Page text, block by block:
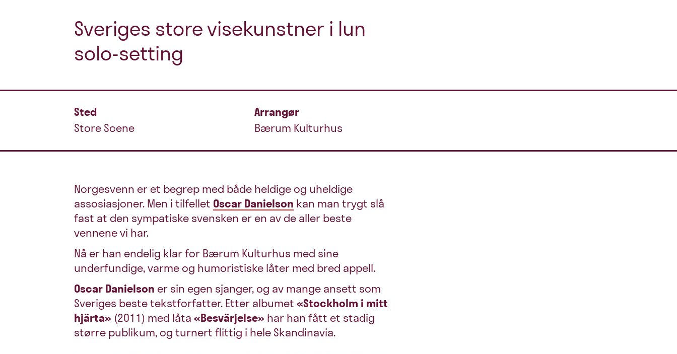
Sveriges store visekunstner i lun
solo-setting
Sted
Store Scene
Arrangør
Bærum Kulturhus
Norgesvenn er et begrep med både heldige og uheldige
assosiasjoner. Men i tilfellet Oscar Danielson kan man trygt slå
fast at den sympatiske svensken er en av de aller beste
vennene vi har.
Nå er han endelig klar for Bærum Kulturhus med sine
underfundige, varme og humoristiske låter med bred appell.
Oscar Danielson er sin egen sjanger, og av mange ansett som
Sveriges beste tekstforfatter. Etter albumet «Stockholm i mitt
hjärta» (2011) med låta «Besvärjelse» har han fått et stadig
større publikum, og turnert flittig i hele Skandinavia.